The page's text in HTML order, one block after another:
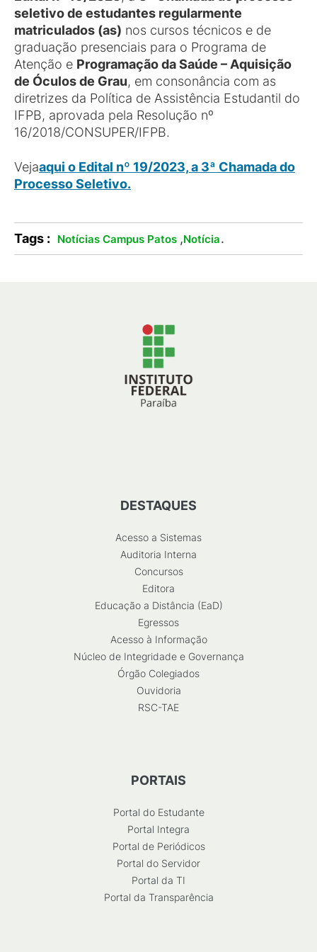
seletivo de estudantes regularmente
matriculados (as) nos cursos técnicos e de
graduação presenciais para o Programa de
Atenção e Programação da Saúde – Aquisição
de Óculos de Grau, em consonância com as
diretrizes da Política de Assistência Estudantil do
IFPB, aprovada pela Resolução nº
16/2018/CONSUPER/IFPB.
Vejaaqui o Edital nº 19/2023, a 3ª Chamada do
Processo Seletivo.
Tags : Notícias Campus Patos ,Notícia.
DESTAQUES
Acesso a Sistemas
Auditoria Interna
Concursos
Editora
Educação a Distância (EaD)
Egressos
Acesso à Informação
Núcleo de Integridade e Governança
Órgão Colegiados
Ouvidoria
RSC-TAE
PORTAIS
Portal do Estudante
Portal Integra
Portal de Periódicos
Portal do Servidor
Portal da TI
Portal da Transparência